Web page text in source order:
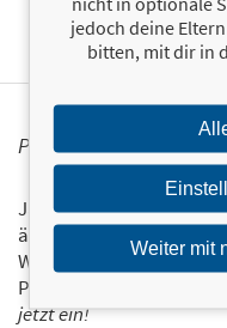
PERSONALISIERTE
Ja, ich will über
ähnliche Produkte
Wir halten Sie per E-Mail
Programm der
jetzt ein!
jedoch deine
bitten, mit dir in
Weiter mit